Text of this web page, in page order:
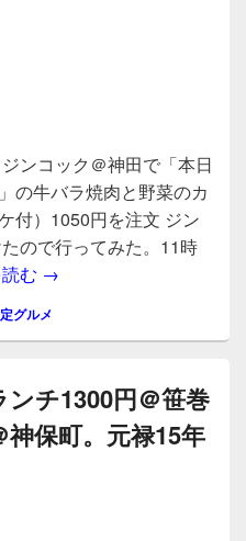
ンコック＠神田で「本日
の牛バラ焼肉と野菜のカ
付）1050円を注文 ジン
ので行ってみた。11時
む 平日ランチのみ！カリー
→
グルメ
チ1300円＠笹巻
保町。元禄15年